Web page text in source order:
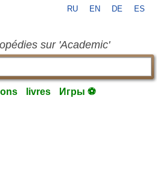
RU EN DE ES
sur 'Academic'
livres Игры ⚽